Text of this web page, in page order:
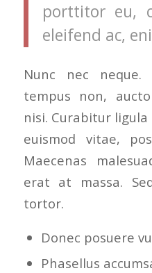
porttitor eu,
eleifend ac,
Nunc nec neque.
tempus non,
nisi. Curabitur
euismod vitae,
Maecenas
erat at massa.
tortor.
Donec posuere
Phasellus